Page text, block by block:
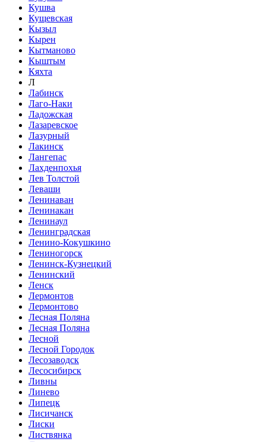
Кушва
Кущевская
Кызыл
Кырен
Кытманово
Кыштым
Кяхта
Л
Лабинск
Лаго-Наки
Ладожская
Лазаревское
Лазурный
Лакинск
Лангепас
Лахденпохья
Лев Толстой
Леваши
Ленинаван
Ленинакан
Ленинаул
Ленинградская
Ленино-Кокушкино
Лениногорск
Ленинск-Кузнецкий
Ленинский
Ленск
Лермонтов
Лермонтово
Лесная Поляна
Лесная Поляна
Лесной
Лесной Городок
Лесозаводск
Лесосибирск
Ливны
Линево
Липецк
Лисичанск
Лиски
Листвянка